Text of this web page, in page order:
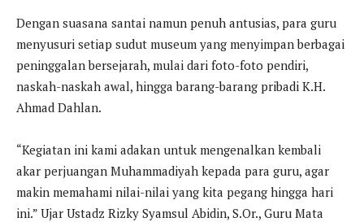
Dengan suasana santai namun penuh antusias, para guru
menyusuri setiap sudut museum yang menyimpan berbagai
peninggalan bersejarah, mulai dari foto-foto pendiri,
naskah-naskah awal, hingga barang-barang pribadi K.H.
Ahmad Dahlan.
“Kegiatan ini kami adakan untuk mengenalkan kembali
akar perjuangan Muhammadiyah kepada para guru, agar
makin memahami nilai-nilai yang kita pegang hingga hari
ini.” Ujar Ustadz Rizky Syamsul Abidin, S.Or., Guru Mata